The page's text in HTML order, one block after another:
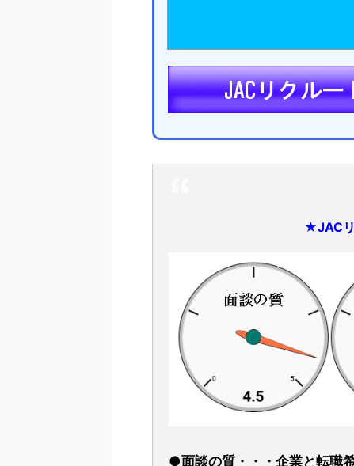
★JAC
●面談の質・・・企業と転職